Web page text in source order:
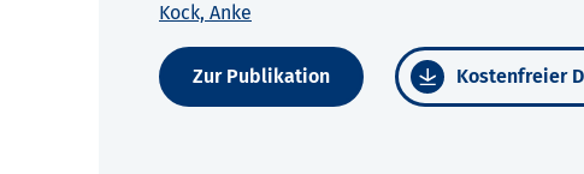
Kock, Anke
Zur Publikation Kostenfreier